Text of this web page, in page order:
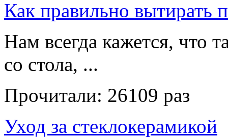
Как правильно вытирать
Нам всегда кажется, что
со стола, ...
Прочитали: 26109 раз
Уход за стеклокерамикой